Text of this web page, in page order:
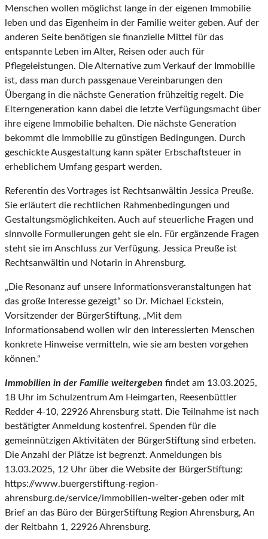
Menschen wollen möglichst lange in der eigenen Immobilie
leben und das Eigenheim in der Familie weiter geben. Auf der
anderen Seite benötigen sie finanzielle Mittel für das
entspannte Leben im Alter, Reisen oder auch für
Pflegeleistungen. Die Alternative zum Verkauf der Immobilie
ist, dass man durch passgenaue Vereinbarungen den
Übergang in die nächste Generation frühzeitig regelt. Die
Elterngeneration kann dabei die letzte Verfügungsmacht über
ihre eigene Immobilie behalten. Die nächste Generation
bekommt die Immobilie zu günstigen Bedingungen. Durch
geschickte Ausgestaltung kann später Erbschaftsteuer in
erheblichem Umfang gespart werden.
Referentin des Vortrages ist Rechtsanwältin Jessica Preuße.
Sie erläutert die rechtlichen Rahmenbedingungen und
Gestaltungsmöglichkeiten. Auch auf steuerliche Fragen und
sinnvolle Formulierungen geht sie ein. Für ergänzende Fragen
steht sie im Anschluss zur Verfügung. Jessica Preuße ist
Rechtsanwältin und Notarin in Ahrensburg.
„Die Resonanz auf unsere Informationsveranstaltungen hat
das große Interesse gezeigt“ so Dr. Michael Eckstein,
Vorsitzender der BürgerStiftung, „Mit dem
Informationsabend wollen wir den interessierten Menschen
konkrete Hinweise vermitteln, wie sie am besten vorgehen
können.“
Immobilien in der Familie weitergeben findet am 13.03.2025,
18 Uhr im Schulzentrum Am Heimgarten, Reesenbüttler
Redder 4-10, 22926 Ahrensburg statt. Die Teilnahme ist nach
bestätigter Anmeldung kostenfrei. Spenden für die
gemeinnützigen Aktivitäten der BürgerStiftung sind erbeten.
Die Anzahl der Plätze ist begrenzt. Anmeldungen bis
13.03.2025, 12 Uhr über die Website der BürgerStiftung:
https://www.buergerstiftung-region-
ahrensburg.de/service/immobilien-weiter-geben oder mit
Brief an das Büro der BürgerStiftung Region Ahrensburg, An
der Reitbahn 1, 22926 Ahrensburg.